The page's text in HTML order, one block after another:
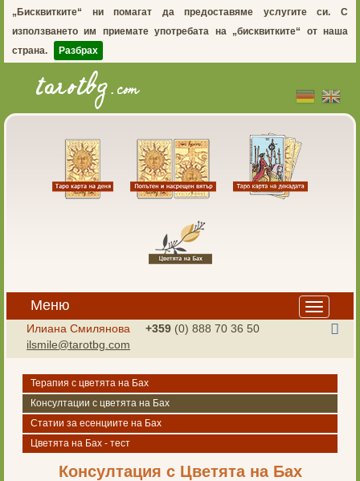
„Бисквитките“ ни помагат да предоставяме услугите си. С
използването им приемате употребата на „бисквитките“ от наша
страна.
Разбрах
Toggle
navigation
Меню
Илиана Смилянова +359 (0) 888 70 36 50
ilsmile@tarotbg.com
Терапия с цветята на Бах
Консултации с цветята на Бах
Статии за есенциите на Бах
Цветята на Бах - тест
Консултация с Цветята на Бах